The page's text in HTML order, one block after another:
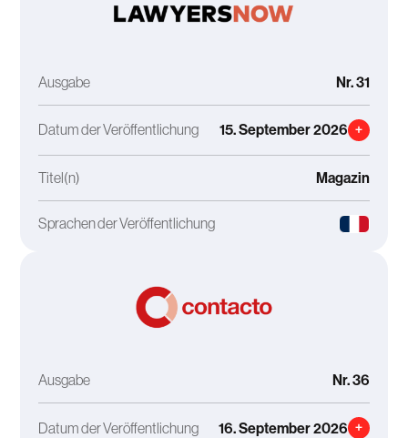
Ausgabe Nr. 31
Datum der Veröffentlichung 15. September 2026 +
Titel(n) Magazin
Sprachen der Veröffentlichung
Ausgabe Nr. 36
Datum der Veröffentlichung 16. September 2026 +